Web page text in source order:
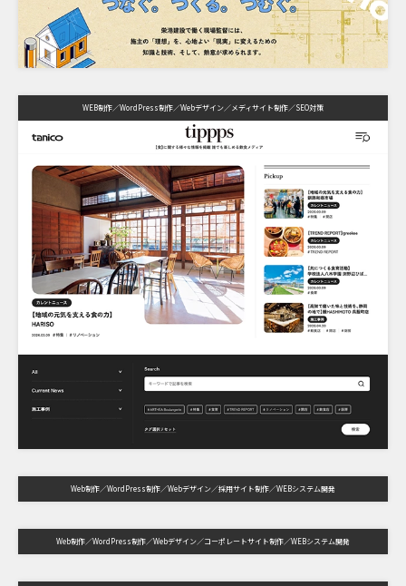
WEB制作 WordPress制作 Webデザイン メディサイト制作 SEO対策
Web制作 WordPress制作 Webデザイン 採用サイト制作 WEBシステム開発
Web制作 WordPress制作 Webデザイン コーポレートサイト制作 WEBシステム開発